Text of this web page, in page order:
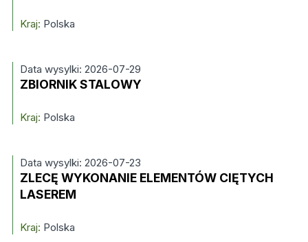
Kraj: Polska
Data wysylki: 2026-07-29
ZBIORNIK STALOWY
Kraj: Polska
Data wysylki: 2026-07-23
ZLECĘ WYKONANIE ELEMENTÓW CIĘTYCH
LASEREM
Kraj: Polska